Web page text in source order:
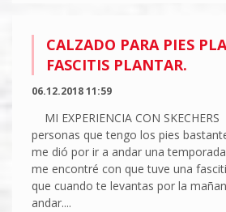
CALZADO PARA PIES
FASCITIS PLANTAR.
06.12.2018 11:59
MI EXPERIENCIA CON
personas que tengo los pies
me dió por ir a andar una
me encontré con que tuve una
que cuando te levantas por la
andar....